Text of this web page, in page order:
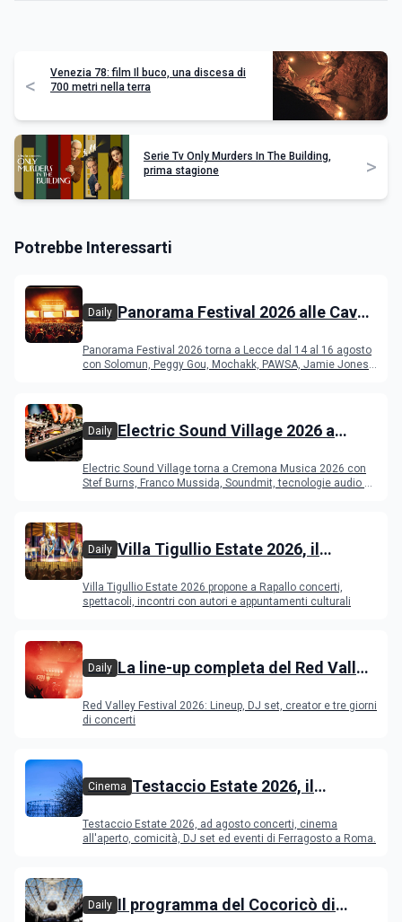
<
Venezia 78: film Il buco, una discesa di
700 metri nella terra
Serie Tv Only Murders In The Building,
prima stagione
>
Potrebbe Interessarti
Daily Panorama Festival 2026 alle Cave
programma
Panorama Festival 2026 torna a Lecce dal 14 al 16 agosto
con Solomun, Peggy Gou, Mochakk, PAWSA, Jamie Jones
Daily Electric Sound Village 2026 a
Young Band Contest, il programma
Electric Sound Village torna a Cremona Musica 2026 con
Stef Burns, Franco Mussida, Soundmit, tecnologie audio e
Daily Villa Tigullio Estate 2026, il
Villa Tigullio Estate 2026 propone a Rapallo concerti,
spettacoli, incontri con autori e appuntamenti culturali
Daily La line-up completa del Red Valley
Red Valley Festival 2026: Lineup, DJ set, creator e tre giorni
di concerti
Cinema Testaccio Estate 2026, il
Ferragosto
Testaccio Estate 2026, ad agosto concerti, cinema
all'aperto, comicità, DJ set ed eventi di Ferragosto a Roma.
Daily Il programma del Cocoricò di